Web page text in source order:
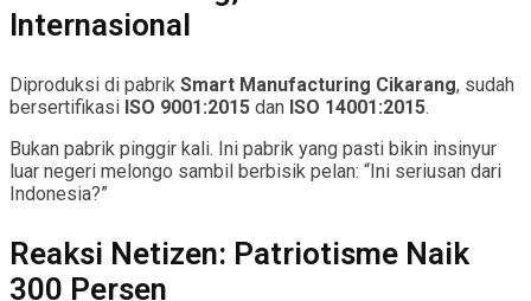
Internasional
Diproduksi di pabrik Smart Manufacturing Cikarang, sudah
bersertifikasi ISO 9001:2015 dan ISO 14001:2015.
Bukan pabrik pinggir kali. Ini pabrik yang pasti bikin insinyur
luar negeri melongo sambil berbisik pelan: “Ini seriusan dari
Indonesia?”
Reaksi Netizen: Patriotisme Naik
300 Persen